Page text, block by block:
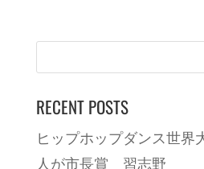
RECENT POSTS
ヒップホップダンス世
人が市長賞 習志野